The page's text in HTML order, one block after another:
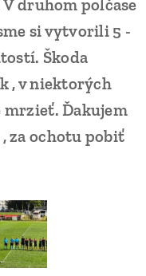
druhom polčase
si vytvorili 5 -
Škoda
, v niektorých
mrzieť. Ďakujem
za ochotu pobiť